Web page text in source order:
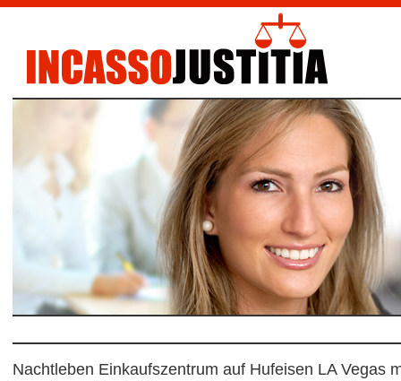
Nachtleben Einkaufszentrum auf Hufeisen LA Vegas